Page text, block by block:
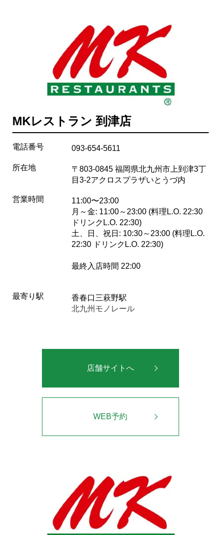
MKレストラン 到津店
電話番号 093-654-5611
所在地
〒803-0845 福岡県北九州市上到津3丁
目3-2アクロスプラザいとうづ内
営業時間
11:00〜23:00
月～金: 11:00～23:00 (料理L.O. 22:30
ドリンクL.O. 22:30)
土、日、祝日: 10:30～23:00 (料理L.O.
22:30 ドリンクL.O. 22:30)
最終入店時間 22:00
最寄り駅
香春口三萩野駅
北九州モノレール
店舗サイトへ
WEB予約